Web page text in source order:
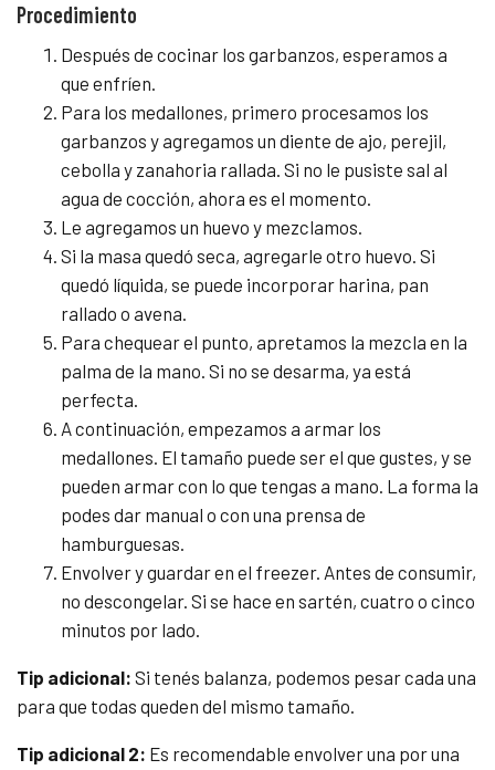
Procedimiento
Después de cocinar los garbanzos, esperamos a
que enfríen.
Para los medallones, primero procesamos los
garbanzos y agregamos un diente de ajo, perejil,
cebolla y zanahoria rallada. Si no le pusiste sal al
agua de cocción, ahora es el momento.
Le agregamos un huevo y mezclamos.
Si la masa quedó seca, agregarle otro huevo. Si
quedó líquida, se puede incorporar harina, pan
rallado o avena.
Para chequear el punto, apretamos la mezcla en la
palma de la mano. Si no se desarma, ya está
perfecta.
A continuación, empezamos a armar los
medallones. El tamaño puede ser el que gustes, y se
pueden armar con lo que tengas a mano. La forma la
podes dar manual o con una prensa de
hamburguesas.
Envolver y guardar en el freezer. Antes de consumir,
no descongelar. Si se hace en sartén, cuatro o cinco
minutos por lado.
Tip adicional: Si tenés balanza, podemos pesar cada una
para que todas queden del mismo tamaño.
Tip adicional 2: Es recomendable envolver una por una